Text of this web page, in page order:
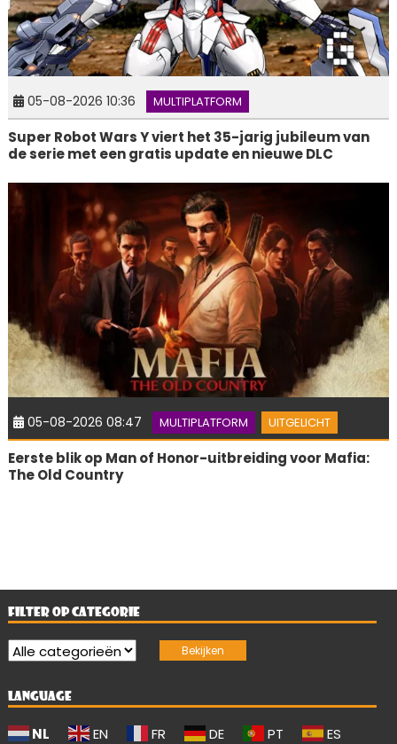
05-08-2026 10:36 MULTIPLATFORM
Super Robot Wars Y viert het 35-jarig jubileum van
de serie met een gratis update en nieuwe DLC
05-08-2026 08:47 MULTIPLATFORM UITGELICHT
Eerste blik op Man of Honor-uitbreiding voor Mafia:
The Old Country
FILTER OP CATEGORIE
LANGUAGE
NL EN FR DE PT ES